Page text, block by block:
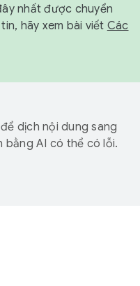
nhất được chuyển
hãy xem bài viết Các
dịch nội dung sang
bằng AI có thể có lỗi.